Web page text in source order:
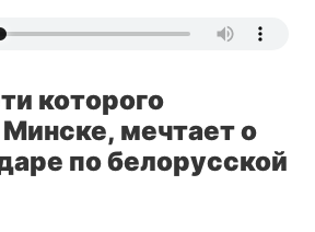
которого
мечтает о
по белорусской